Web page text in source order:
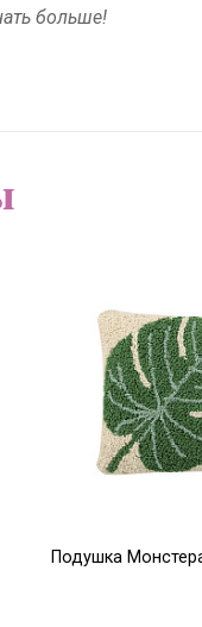
больше!
Подушка